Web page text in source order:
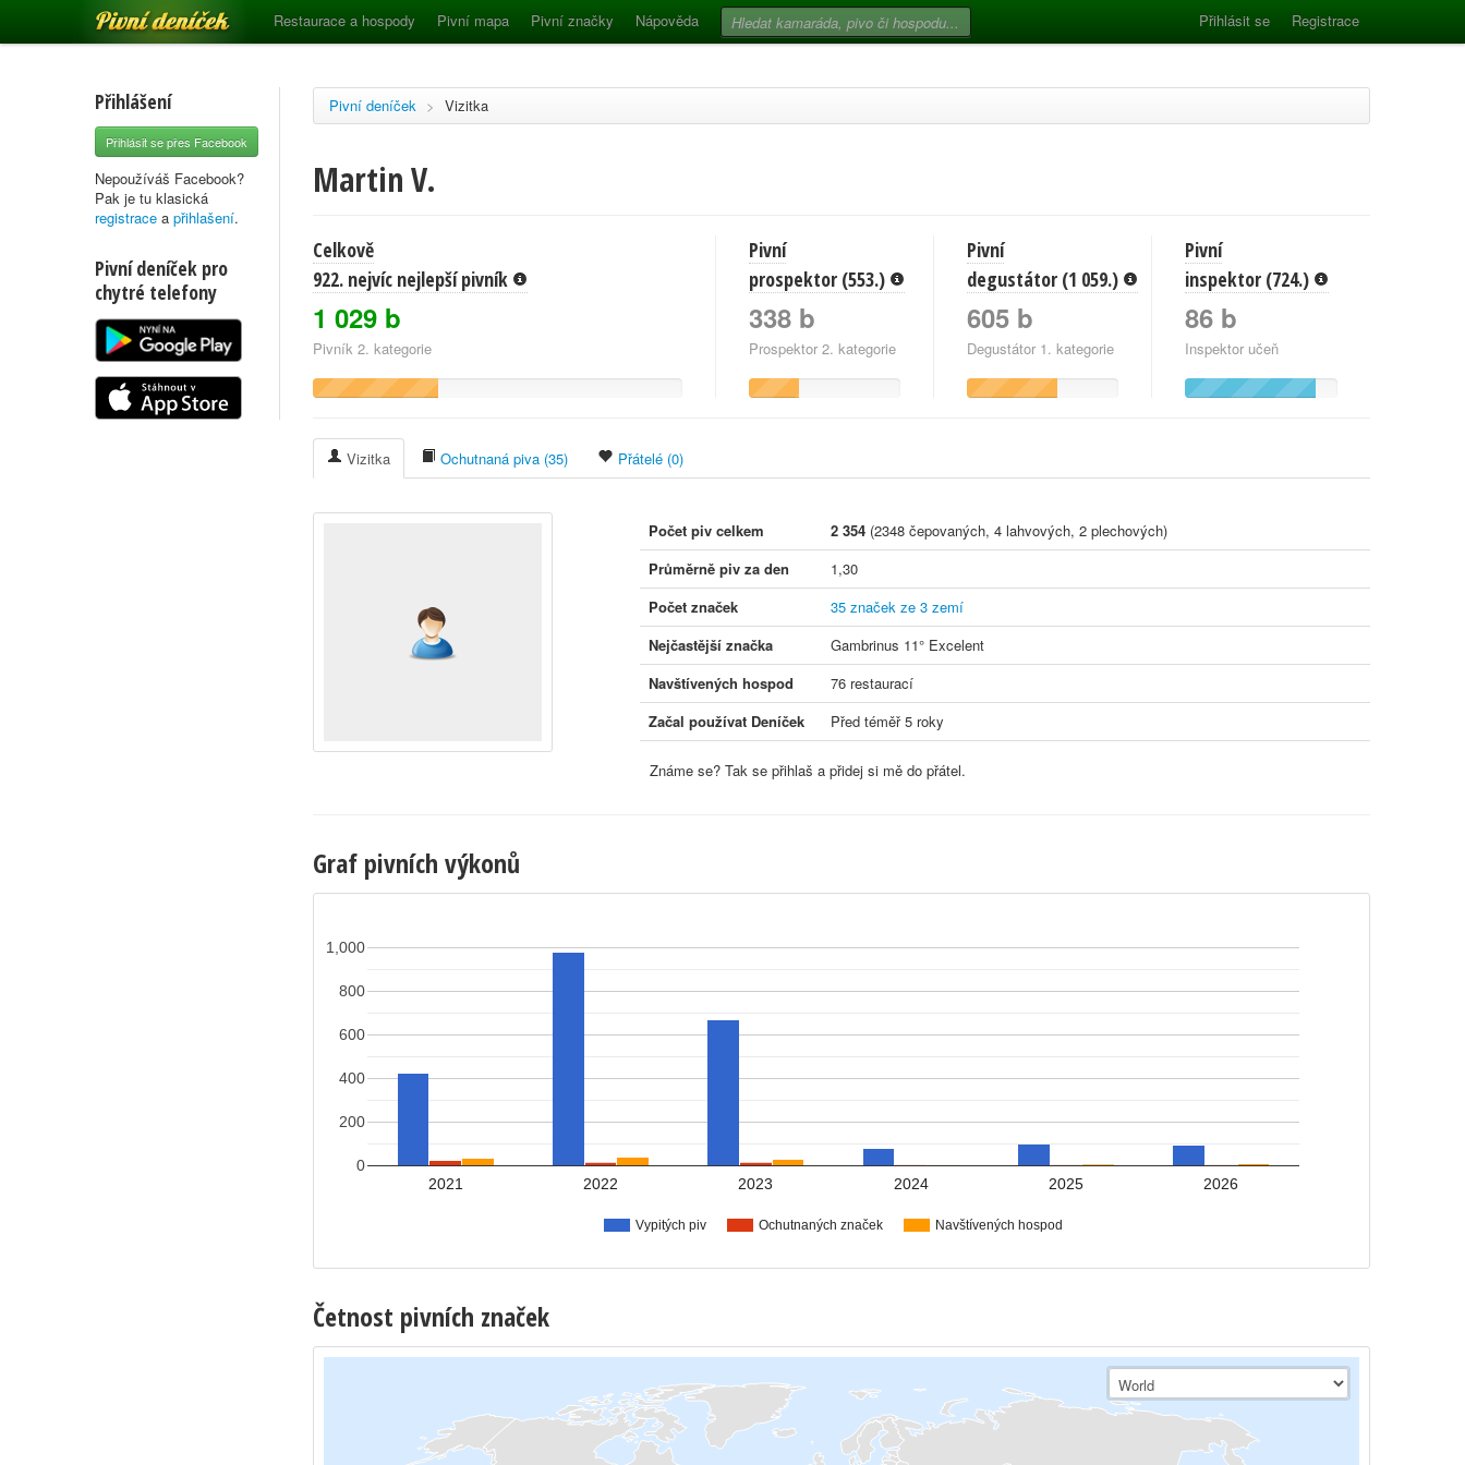
Pivní deníček Restaurace a hospody Pivní mapa Pivní značky Nápověda Přihlásit se Registrace
Přihlášení
Přihlásit se přes Facebook
Nepoužíváš Facebook?
Pak je tu klasická
registrace a přihlašení.
Pivní deníček pro
chytré telefony
Pivní deníček > Vizitka
Martin V.
Celkově
922. nejvíc nejlepší pivník
1 029 b
Pivník 2. kategorie
Pivní
prospektor (553.)
338 b
Prospektor 2. kategorie
Pivní
degustátor (1 059.)
605 b
Degustátor 1. kategorie
Pivní
inspektor (724.)
86 b
Inspektor učeň
Vizitka Ochutnaná piva (35) Přátelé (0)
Počet piv celkem 2 354 (2348 čepovaných, 4 lahvových, 2 plechových)
Průměrně piv za den
1,30
Počet značek
35 značek ze 3 zemí
Nejčastější značka
Gambrinus 11° Excelent
Navštívených hospod
76 restaurací
Začal používat Deníček
Před téměř 5 roky
Známe se? Tak se přihlaš a přidej si mě do přátel.
Graf pivních výkonů
Vypitých piv Ochutnaných značek Navštívených hospod
2021 2022 2023 2024 2025 2026
0
200
400
600
800
1,000
Četnost pivních značek